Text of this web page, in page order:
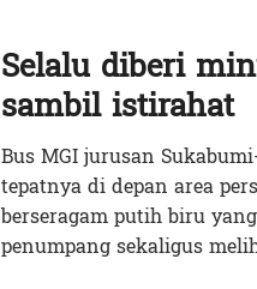
Selalu diberi
sambil istirahat
Bus MGI jurusan
tepatnya di depan area
berseragam putih biru
penumpang sekaligus